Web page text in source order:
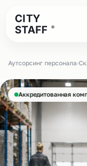
CITY
STAFF
®
Аутсорсинг персонала›
Аккредитованная